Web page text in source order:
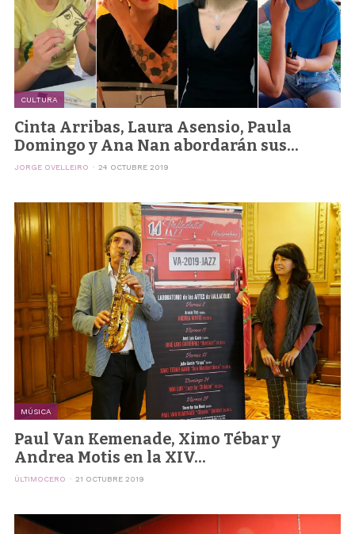
CULTURA
Cinta Arribas, Laura Asensio, Paula
Domingo y Ana Nan abordarán sus...
JORGE OVELLEIRO 24 OCTUBRE 2019
MÚSICA
Paul Van Kemenade, Ximo Tébar y
Andrea Motis en la XIV...
ÚLTIMOCERO 21 OCTUBRE 2019